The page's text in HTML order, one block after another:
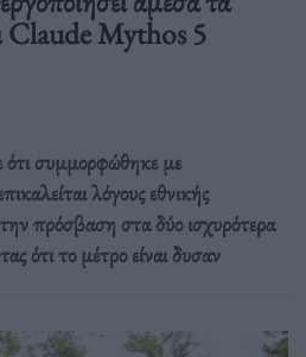
Claude Mythos 5
συμμορφώθηκε με
λόγους εθνικής
πρόσβαση στα δύο ισχυρότερα
ότι το μέτρο είναι δυσαν